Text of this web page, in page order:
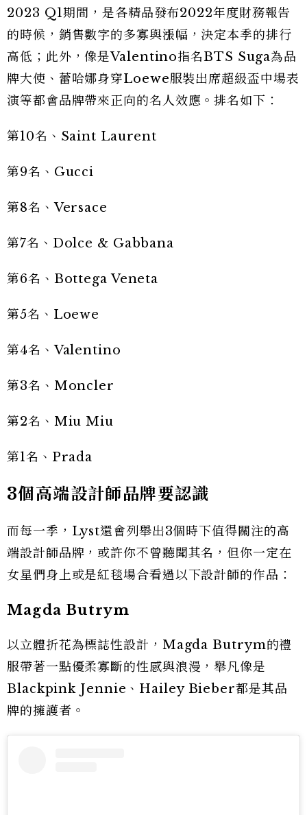
2023 Q1期間，是各精品發布2022年度財務報告
的時候，銷售數字的多寡與漲幅，決定本季的排行
高低；此外，像是Valentino指名BTS Suga為品
牌大使、蕾哈娜身穿Loewe服裝出席超級盃中場表
演等都會品牌帶來正向的名人效應。排名如下：
第10名、Saint Laurent
第9名、Gucci
第8名、Versace
第7名、Dolce & Gabbana
第6名、Bottega Veneta
第5名、Loewe
第4名、Valentino
第3名、Moncler
第2名、Miu Miu
第1名、Prada
3個高端設計師品牌要認識
而每一季，Lyst還會列舉出3個時下值得關注的高
端設計師品牌，或許你不曾聽聞其名，但你一定在
女星們身上或是紅毯場合看過以下設計師的作品：
Magda Butrym
以立體折花為標誌性設計，Magda Butrym的禮
服帶著一點優柔寡斷的性感與浪漫，舉凡像是
Blackpink Jennie、Hailey Bieber都是其品
牌的擁護者。